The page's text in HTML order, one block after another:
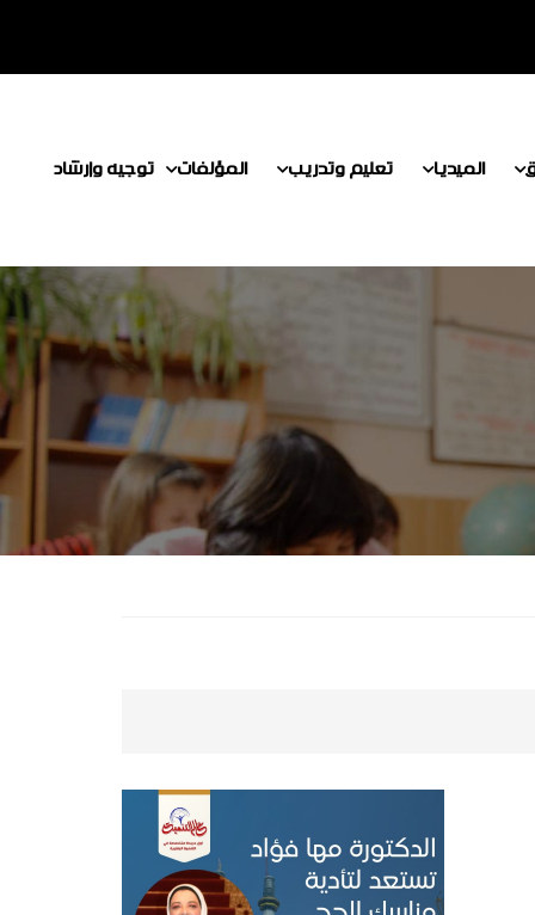
الميديا تعليم وتدريب المؤلفات توجيه وإرشاد